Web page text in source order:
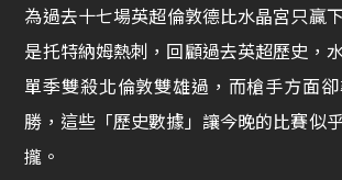
為過去十七場英超倫敦德比水晶宮只
是托特納姆熱刺，回顧過去英超歷史，
單季雙殺北倫敦雙雄過，而槍手方面
勝，這些「歷史數據」讓今晚的比賽似
攏。